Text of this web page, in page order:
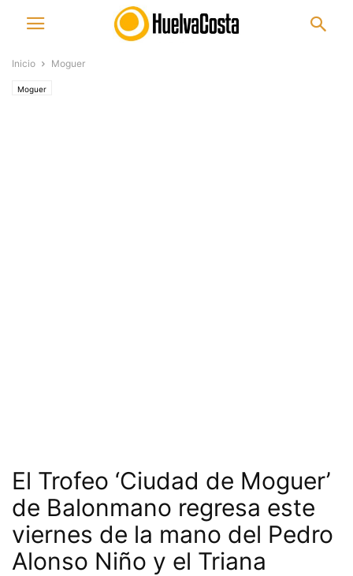
Inicio Moguer
Moguer
El Trofeo ‘Ciudad de Moguer’
de Balonmano regresa este
viernes de la mano del Pedro
Alonso Niño y el Triana